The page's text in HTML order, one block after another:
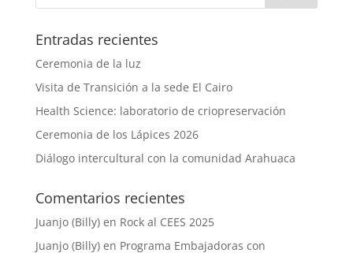
Entradas recientes
Ceremonia de la luz
Visita de Transición a la sede El Cairo
Health Science: laboratorio de criopreservación
Ceremonia de los Lápices 2026
Diálogo intercultural con la comunidad Arahuaca
Comentarios recientes
Juanjo (Billy)en Rock al CEES 2025
Juanjo (Billy)en Programa Embajadoras con